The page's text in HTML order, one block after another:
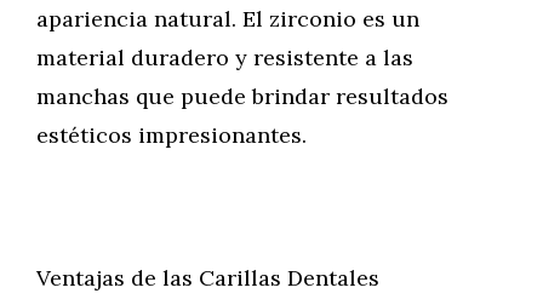
apariencia natural. El zirconio es un
material duradero y resistente a las
manchas que puede brindar resultados
estéticos impresionantes.
Ventajas de las Carillas Dentales